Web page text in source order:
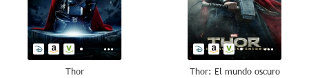
Thor Thor: El mundo oscuro